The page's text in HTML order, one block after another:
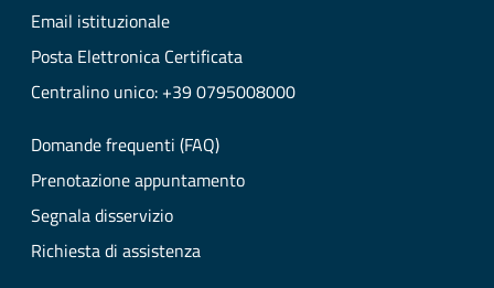
Email istituzionale
Posta Elettronica Certificata
Centralino unico: +39 0795008000
Domande frequenti (FAQ)
Prenotazione appuntamento
Segnala disservizio
Richiesta di assistenza